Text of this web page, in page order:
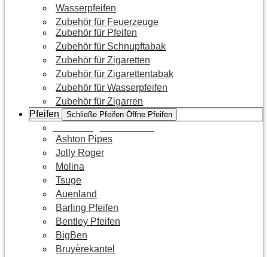
Wasserpfeifen
Zubehör für Feuerzeuge
Zubehör für Pfeifen
Zubehör für Schnupftabak
Zubehör für Zigaretten
Zubehör für Zigarettentabak
Zubehör für Wasserpfeifen
Zubehör für Zigarren
Pfeifen
Schließe Pfeifen Öffne Pfeifen
Ashton Pipes
Jolly Roger
Molina
Tsuge
Auenland
Barling Pfeifen
Bentley Pfeifen
BigBen
Bruyèrekantel